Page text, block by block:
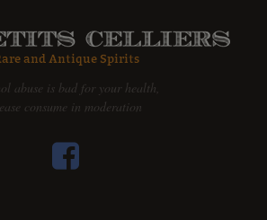
abuse is bad for your health,
consume in moderation